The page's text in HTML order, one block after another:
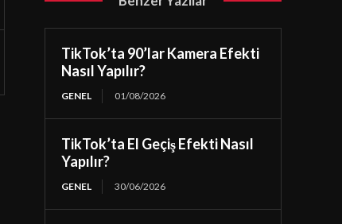
TikTok’ta 90’lar Kamera Efekti
Nasıl Yapılır?
GENEL 01/08/2026
TikTok’ta El Geçiş Efekti Nasıl
Yapılır?
GENEL 30/06/2026